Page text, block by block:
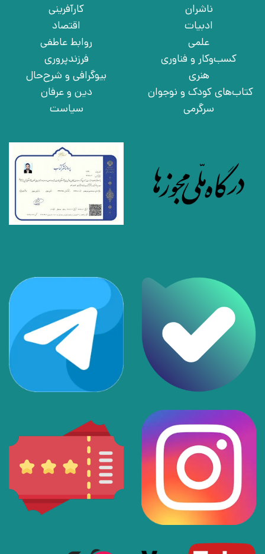
ناشران
ادبیات
علمی
کسب‌وکار و فناوری
هنری
کتاب‌های کودک و نوجوان
سرگرمی
کارآفرینی
اقتصاد
روابط عاطفی
فرزندپروری
بیوگرافی و شرح‌حال
دین و عرفان
سیاست